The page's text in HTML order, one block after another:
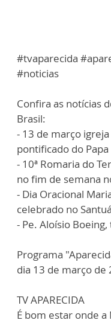
#tvaparecida
#noticias
Confira as notícias
Brasil:
- 13 de março
pontificado do
- 10ª Romaria do
no fim de semana
- Dia Oracional
celebrado no
- Pe. Aloísio
Programa
dia 13 de março de
TV APARECIDA
É bom estar onde a